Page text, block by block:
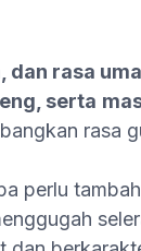
dan rasa
serta
rasa
perlu